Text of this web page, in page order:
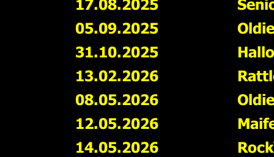
17.08.2025
05.09.2025
31.10.2025
13.02.2026
08.05.2026
12.05.2026
14.05.2026